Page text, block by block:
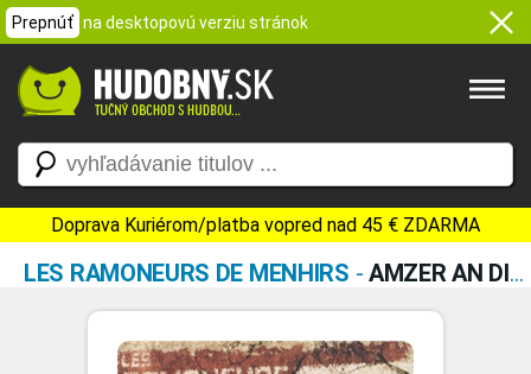
Prepnúť na desktopovú verziu stránok
Doprava Kuriérom/platba vopred nad 45 € ZDARMA
LES RAMONEURS DE MENHIRS - AMZER AN DISPAC'H